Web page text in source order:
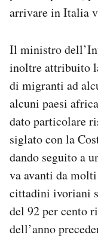
arrivare in Italia
Il ministro
inoltre attribuito
di migranti ad
alcuni paesi
dato particolare
siglato con la
dando seguito a
va avanti da
cittadini ivoriani
del 92 per cento
dell’anno